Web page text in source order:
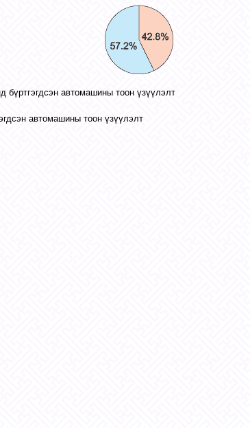
бүртгэгдсэн автомашины тоон үзүүлэлт
автомашины тоон үзүүлэлт